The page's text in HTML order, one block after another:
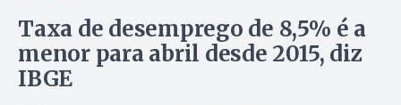
Taxa de desemprego de 8,5% é a
menor para abril desde 2015, diz
IBGE